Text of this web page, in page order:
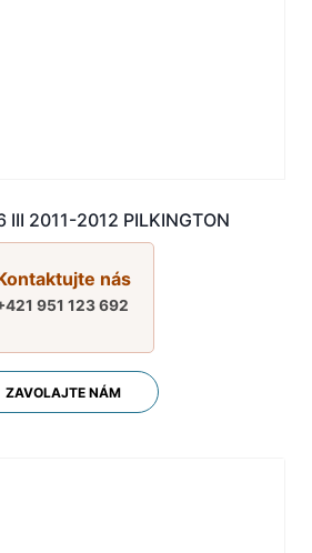
III 2011-2012 PILKINGTON
nás
951 123 692
ZAVOLAJTE NÁM